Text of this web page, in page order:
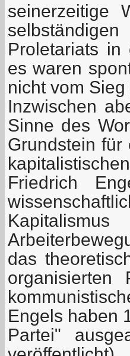
seinerzeitige
Proletariats in
es waren
nicht vom Sieg
Inzwischen
Sinne des
Grundstein für
Friedrich
das
organisierten
Engels haben
Partei"